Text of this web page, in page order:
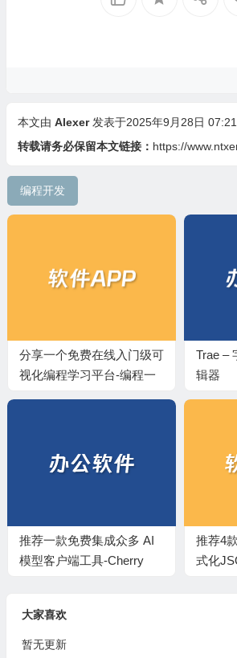
本文由 Alexer 发表于2025年9月28日
转载请务必保留本文链接： https://
编程开发
分享一个免费在线入门级可
视化编程学习平台-编程一
Trae –
辑器
推荐一款免费集成众多 AI
模型客户端工具-Cherry
推荐4
式化
大家喜欢
暂无更新